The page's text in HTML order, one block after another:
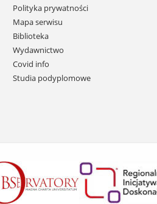
Pomiń
nawigację
i
przejdź
do
treści
Polityka prywatności
Mapa serwisu
Biblioteka
Wydawnictwo
Covid info
Studia podyplomowe